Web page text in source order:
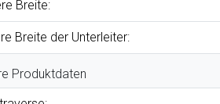
Breite:
Breite der Unterleiter:
Produktdaten